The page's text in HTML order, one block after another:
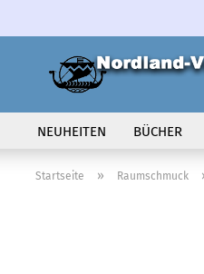
NEUHEITEN BÜCHER
VOLK IN BEWEGUNG
Startseite » Raumschmuck